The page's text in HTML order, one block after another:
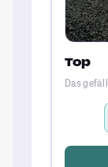
Top
Das